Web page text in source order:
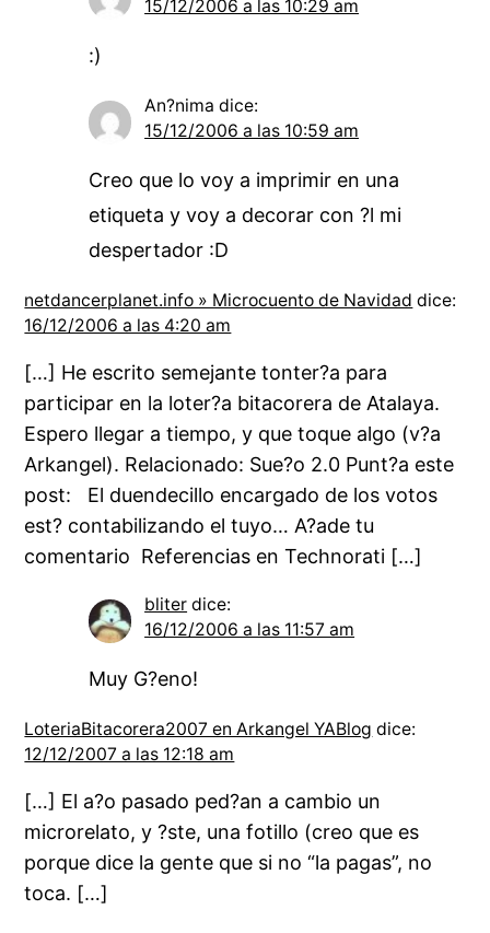
15/12/2006 a las 10:29 am
:)
An?nima dice:
15/12/2006 a las 10:59 am
Creo que lo voy a imprimir en una
etiqueta y voy a decorar con ?l mi
despertador :D
netdancerplanet.info » Microcuento de Navidad dice:
16/12/2006 a las 4:20 am
[…] He escrito semejante tonter?a para
participar en la loter?a bitacorera de Atalaya.
Espero llegar a tiempo, y que toque algo (v?a
Arkangel). Relacionado: Sue?o 2.0 Punt?a este
post: El duendecillo encargado de los votos
est? contabilizando el tuyo… A?ade tu
comentario Referencias en Technorati […]
bliter dice:
16/12/2006 a las 11:57 am
Muy G?eno!
LoteriaBitacorera2007 en Arkangel YABlog dice:
12/12/2007 a las 12:18 am
[…] El a?o pasado ped?an a cambio un
microrelato, y ?ste, una fotillo (creo que es
porque dice la gente que si no “la pagas”, no
toca. […]